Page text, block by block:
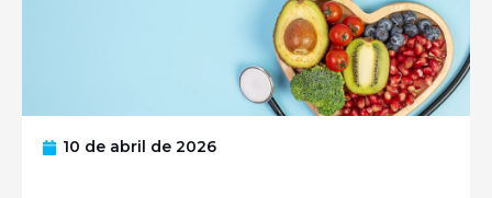
10 de abril de 2026